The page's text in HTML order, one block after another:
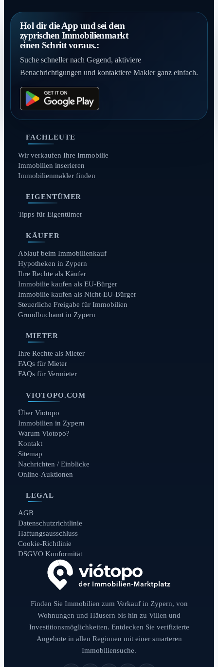
Hol dir die App und sei dem
zyprischen Immobilienmarkt
einen Schritt voraus.:
Suche schneller nach Gegend, aktiviere
Benachrichtigungen und kontaktiere Makler ganz einfach.
FACHLEUTE
Wir verkaufen Ihre Immobilie
Immobilien inserieren
Immobilienmakler finden
EIGENTÜMER
Tipps für Eigentümer
KÄUFER
Ablauf beim Immobilienkauf
Hypotheken in Zypern
Ihre Rechte als Käufer
Immobilie kaufen als EU-Bürger
Immobilie kaufen als Nicht-EU-Bürger
Steuerliche Freigabe für Immobilien
Grundbuchamt in Zypern
MIETER
Ihre Rechte als Mieter
FAQs für Mieter
FAQs für Vermieter
VIOTOPO.COM
Über Viotopo
Immobilien in Zypern
Warum Viotopo?
Kontakt
Sitemap
Nachrichten / Einblicke
Online-Auktionen
LEGAL
AGB
Datenschutzrichtlinie
Haftungsausschluss
Cookie-Richtlinie
DSGVO Konformität
Finden Sie Immobilien zum Verkauf in Zypern, von
Wohnungen und Häusern bis hin zu Villen und
Investitionsmöglichkeiten. Entdecken Sie verifizierte
Angebote in allen Regionen mit einer smarteren
Immobiliensuche.